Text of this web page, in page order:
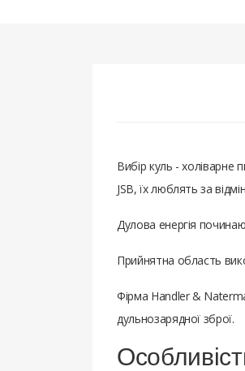
Вибір куль - холіварне
JSB, їх люблять за
Дулова енергія
Прийнятна область
Фірма Handler &
дульнозарядної зброї.